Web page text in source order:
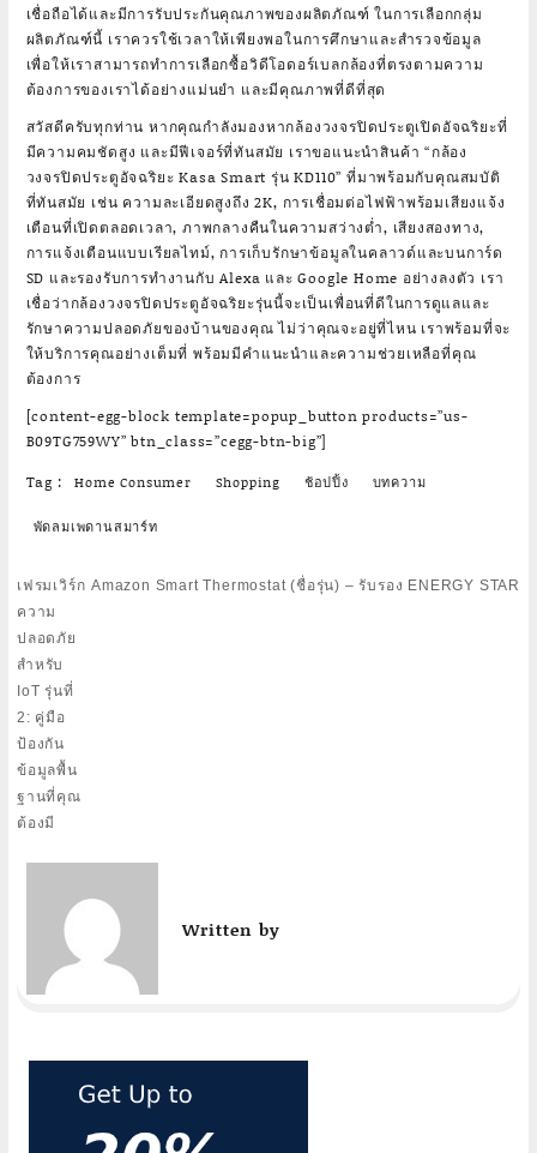
เชื่อถือได้และมีการรับประกันคุณภาพของผลิตภัณฑ์ ในการเลือกกลุ่ม
ผลิตภัณฑ์นี้ เราควรใช้เวลาให้เพียงพอในการศึกษาและสำรวจข้อมูล
เพื่อให้เราสามารถทำการเลือกซื้อวิดีโอดอร์เบลกล้องที่ตรงตามความ
ต้องการของเราได้อย่างแม่นยำ และมีคุณภาพที่ดีที่สุด
สวัสดีครับทุกท่าน หากคุณกำลังมองหากล้องวงจรปิดประตูเปิดอัจฉริยะที่
มีความคมชัดสูง และมีฟีเจอร์ที่ทันสมัย เราขอแนะนำสินค้า “กล้อง
วงจรปิดประตูอัจฉริยะ Kasa Smart รุ่น KD110” ที่มาพร้อมกับคุณสมบัติ
ที่ทันสมัย เช่น ความละเอียดสูงถึง 2K, การเชื่อมต่อไฟฟ้าพร้อมเสียงแจ้ง
เตือนที่เปิดตลอดเวลา, ภาพกลางคืนในความสว่างต่ำ, เสียงสองทาง,
การแจ้งเตือนแบบเรียลไทม์, การเก็บรักษาข้อมูลในคลาวด์และบนการ์ด
SD และรองรับการทำงานกับ Alexa และ Google Home อย่างลงตัว เรา
เชื่อว่ากล้องวงจรปิดประตูอัจฉริยะรุ่นนี้จะเป็นเพื่อนที่ดีในการดูแลและ
รักษาความปลอดภัยของบ้านของคุณ ไม่ว่าคุณจะอยู่ที่ไหน เราพร้อมที่จะ
ให้บริการคุณอย่างเต็มที่ พร้อมมีคำแนะนำและความช่วยเหลือที่คุณ
ต้องการ
[content-egg-block template=popup_button products=”us-
B09TG759WY” btn_class=”cegg-btn-big”]
Tag :
Home Consumer Shopping ช้อปปิ้ง บทความ
พัดลมเพดานสมาร์ท
Post
navigation
เฟรมเวิร์ก
ความ
ปลอดภัย
สำหรับ
IoT รุ่นที่
2: คู่มือ
ป้องกัน
ข้อมูลพื้น
ฐานที่คุณ
ต้องมี
Amazon Smart Thermostat (ชื่อรุ่น) – รับรอง ENERGY STAR
Written by